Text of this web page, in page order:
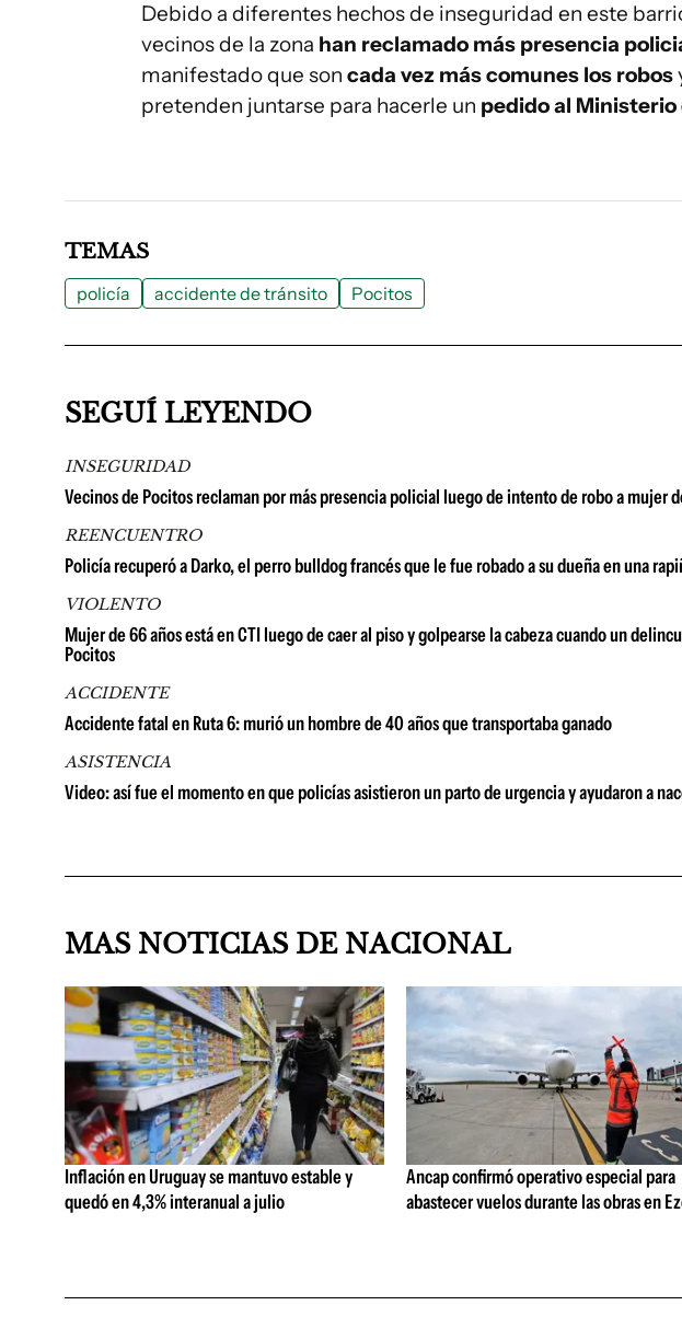
Debido a diferentes hechos de inseguridad en este
vecinos de la zona han reclamado más presencia
manifestado que son cada vez más comunes los robos
pretenden juntarse para hacerle un pedido al
TEMAS
policía accidente de tránsito Pocitos
SEGUÍ LEYENDO
INSEGURIDAD
Vecinos de Pocitos reclaman por más presencia policial luego de intento de robo a mujer
REENCUENTRO
Policía recuperó a Darko, el perro bulldog francés que le fue robado a su dueña en una
VIOLENTO
Mujer de 66 años está en CTI luego de caer al piso y golpearse la cabeza cuando un
Pocitos
ACCIDENTE
Accidente fatal en Ruta 6: murió un hombre de 40 años que transportaba ganado
ASISTENCIA
Video: así fue el momento en que policías asistieron un parto de urgencia y ayudaron a
MAS NOTICIAS DE NACIONAL
Inflación en Uruguay se mantuvo estable y
quedó en 4,3% interanual a julio
Ancap confirmó operativo especial para
abastecer vuelos durante las obras en